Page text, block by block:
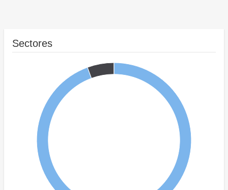
Sectores